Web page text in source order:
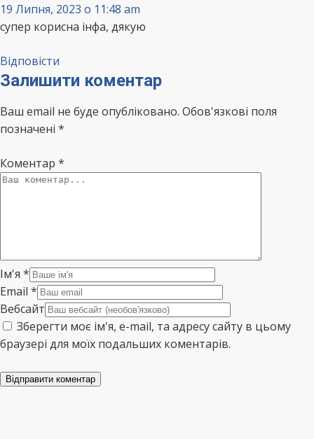
19 Липня, 2023 о 11:48 am
супер корисна інфа, дякую
Відповісти
Залишити коментар
Ваш email не буде опубліковано. Обов'язкові поля
позначені *
Коментар *
Ім'я *
Email *
Вебсайт
Зберегти моє ім'я, e-mail, та адресу сайту в цьому
браузері для моїх подальших коментарів.
Відправити коментар